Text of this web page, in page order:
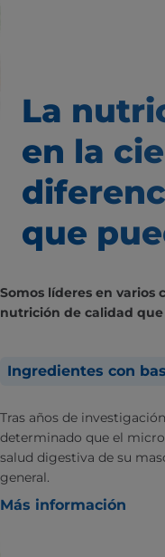
La
en la
que
Somos líderes en varios
nutrición de calidad
Ingredientes con
Tras años de
determinado que el
salud digestiva de su
general.
Más información